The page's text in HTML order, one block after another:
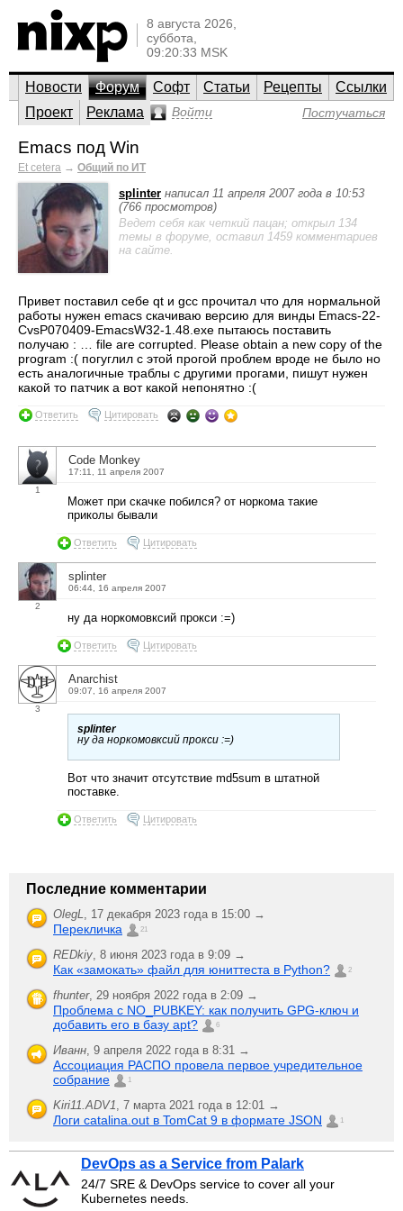
8 августа 2026,
суббота,
09:20:33 MSK
Новости Форум Софт Статьи Рецепты
Ссылки
Проект
Реклама Войти Постучаться
Emacs под Win
Et cetera → Общий по ИТ
splinter написал 11 апреля 2007 года в 10:53
(766 просмотров)
Ведет себя как четкий пацан; открыл 134
темы в форуме, оставил 1459 комментариев
на сайте.
Привет поставил себе qt и gcc прочитал что для нормальной
работы нужен emacs скачиваю версию для винды Emacs-22-
CvsP070409-EmacsW32-1.48.exe пытаюсь поставить
получаю : … file are corrupted. Please obtain a new copy of the
program :( погуглил с этой прогой проблем вроде не было но
есть аналогичные траблы с другими прогами, пишут нужен
какой то патчик а вот какой непонятно :(
Ответить Цитировать
1
Code Monkey
17:11, 11 апреля 2007
Может при скачке побился? от норкома такие
приколы бывали
Ответить Цитировать
2
splinter
06:44, 16 апреля 2007
ну да норкомовксий прокси :=)
Ответить Цитировать
3
Anarchist
09:07, 16 апреля 2007
splinter
ну да норкомовксий прокси :=)
Вот что значит отсутствие md5sum в штатной
поставке.
Ответить Цитировать
Последние комментарии
OlegL, 17 декабря 2023 года в 15:00 →
Перекличка 21
REDkiy, 8 июня 2023 года в 9:09 →
Как «замокать» файл для юниттеста в Python? 2
fhunter, 29 ноября 2022 года в 2:09 →
Проблема с NO_PUBKEY: как получить GPG-ключ и
добавить его в базу apt?
6
Иванн, 9 апреля 2022 года в 8:31 →
Ассоциация РАСПО провела первое учредительное
собрание
1
Kiri11.ADV1, 7 марта 2021 года в 12:01 →
Логи catalina.out в TomCat 9 в формате JSON 1
DevOps as a Service from Palark
24/7 SRE & DevOps service to cover all your
Kubernetes needs.